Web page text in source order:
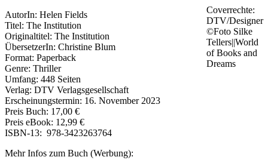
Coverrechte:
DTV/Designer
©Foto Silke
Tellers||World
of Books and
Dreams
AutorIn: Helen Fields
Titel: The Institution
Originaltitel: The Institution
ÜbersetzerIn: Christine Blum
Format: Paperback
Genre: Thriller
Umfang: 448 Seiten
Verlag: DTV Verlagsgesellschaft
Erscheinungstermin: 16. November 2023
Preis Buch: 17,00 €
Preis eBook: 12,99 €
ISBN-13: ‎‎ 978-3423263764
Mehr Infos zum Buch (Werbung):